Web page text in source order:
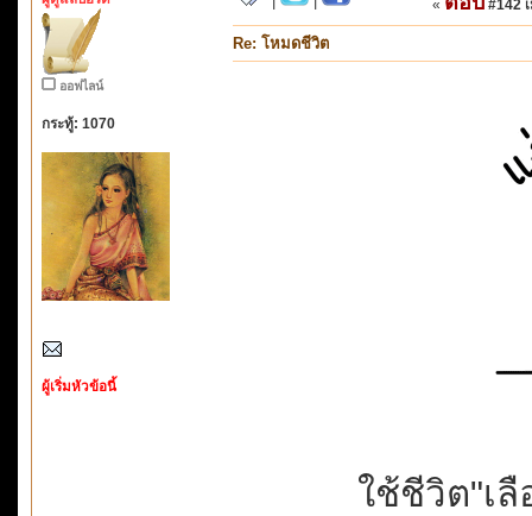
ออฟไลน์
กระทู้: 1070
ผู้เริ่มหัวข้อนี้
« #142
Re: โหมดชีวิต
ใช้ชีวิต"เลื